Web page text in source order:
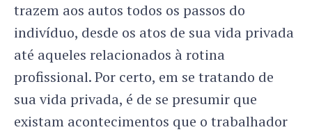
trazem aos autos todos os passos do
indivíduo, desde os atos de sua vida privada
até aqueles relacionados à rotina
profissional. Por certo, em se tratando de
sua vida privada, é de se presumir que
existam acontecimentos que o trabalhador